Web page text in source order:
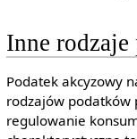
Inne
Podatek akcyzowy
rodzajów podatków
regulowanie